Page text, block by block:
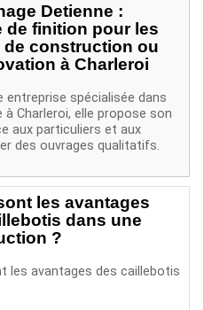
Detienne :
de finition pour les
de construction ou
à Charleroi
entreprise spécialisée dans
Charleroi, elle propose son
aux particuliers et aux
des ouvrages qualitatifs.
les avantages
dans une
?
les avantages des caillebotis